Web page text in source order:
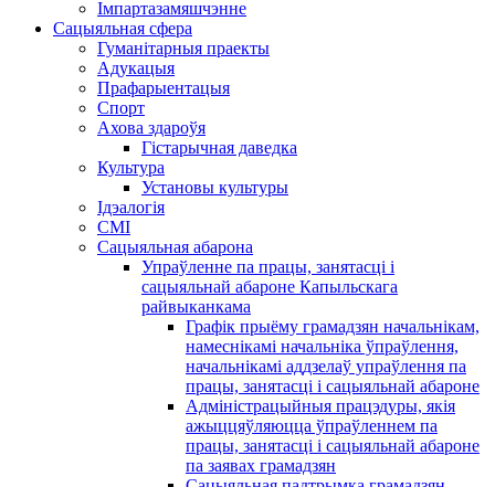
Імпартазамяшчэнне
Сацыяльная сфера
Гуманітарныя праекты
Адукацыя
Прафарыентацыя
Спорт
Ахова здароўя
Гістарычная даведка
Культура
Установы культуры
Ідэалогія
СМІ
Сацыяльная абарона
Упраўленне па працы, занятасці і
сацыяльнай абароне Капыльскага
райвыканкама
Графік прыёму грамадзян начальнікам,
намеснікамі начальніка ўпраўлення,
начальнікамі аддзелаў упраўлення па
працы, занятасці і сацыяльнай абароне
Адміністрацыйныя працэдуры, якія
ажыццяўляюцца ўпраўленнем па
працы, занятасці і сацыяльнай абароне
па заявах грамадзян